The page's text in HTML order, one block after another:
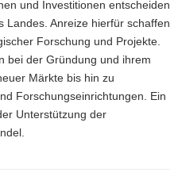
und Investitionen entscheiden
Landes. Anreize hierfür schaffen
Forschung und Projekte.
bei der Gründung und ihrem
Märkte bis hin zu
Forschungseinrichtungen. Ein
Unterstützung der